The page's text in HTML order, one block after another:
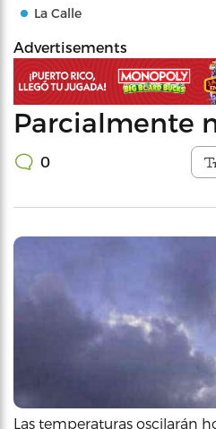
La Calle
Advertisements
Parcialmente
0
Las temperaturas oscilarán